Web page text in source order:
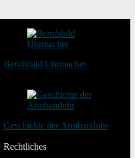
Berufsbild Uhrmacher
Geschichte der Armbanduhr
Rechtliches